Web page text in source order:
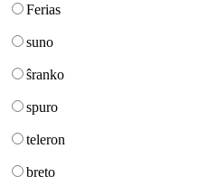
Ferias
suno
ŝranko
spuro
teleron
breto